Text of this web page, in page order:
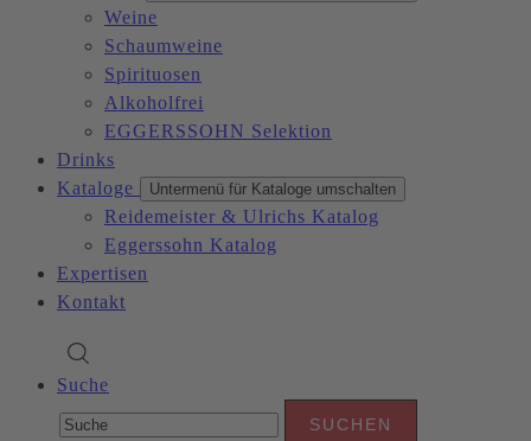
Weine
Schaumweine
Spirituosen
Alkoholfrei
EGGERSSOHN Selektion
Drinks
Kataloge
Untermenü für Kataloge umschalten
Reidemeister & Ulrichs Katalog
Eggerssohn Katalog
Expertisen
Kontakt
Suche